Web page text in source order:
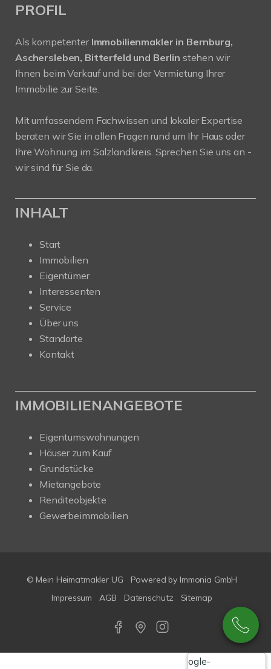
PROFIL
Als kompetenter Immobilienmakler in Bernburg,
Aschersleben, Bitterfeld und Berlin stehen wir
Ihnen beim Verkauf und bei der Vermietung Ihrer
Immobilie zur Seite.
Mit umfassendem Fachwissen und lokaler Expertise
beraten wir Sie in allen Fragen rund um Ihr Haus oder
Ihre Wohnung im Salzlandkreis. Sprechen Sie uns an -
wir sind für Sie da.
INHALT
Start
Immobilien
Eigentümer
Interessenten
Service
Über uns
Standorte
Kontakt
IMMOBILIENANGEBOTE
Eigentumswohnungen
Häuser zum Kauf
Grundstücke
Mietangebote
Renditeobjekte
Gewerbeimmobilien
© Mein Heimatmakler UG
Powered by Immonia GmbH
Impressum
AGB Datenschutz Sitemap
Google-